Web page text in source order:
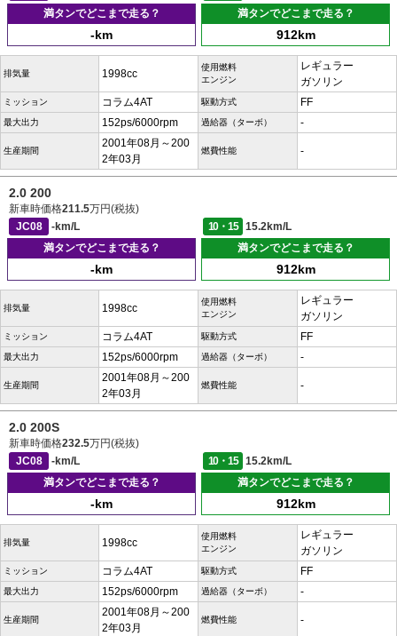
満タンでどこまで走る？
-km
満タンでどこまで走る？
912km
排気量 1998cc
使用燃料
エンジン
レギュラー
ガソリン
ミッション コラム4AT 駆動方式 FF
最大出力 152ps/6000rpm 過給器（ターボ） -
生産期間
2001年08月～200
2年03月
燃費性能 -
2.0 200
新車時価格211.5万円(税抜)
JC08
-km/L 10・15
15.2km/L
満タンでどこまで走る？
-km
満タンでどこまで走る？
912km
排気量 1998cc
使用燃料
エンジン
レギュラー
ガソリン
ミッション コラム4AT 駆動方式 FF
最大出力 152ps/6000rpm 過給器（ターボ） -
生産期間
2001年08月～200
2年03月
燃費性能 -
2.0 200S
新車時価格232.5万円(税抜)
JC08
-km/L 10・15
15.2km/L
満タンでどこまで走る？
-km
満タンでどこまで走る？
912km
排気量 1998cc
使用燃料
エンジン
レギュラー
ガソリン
ミッション コラム4AT 駆動方式 FF
最大出力 152ps/6000rpm 過給器（ターボ） -
生産期間
2001年08月～200
2年03月
燃費性能 -